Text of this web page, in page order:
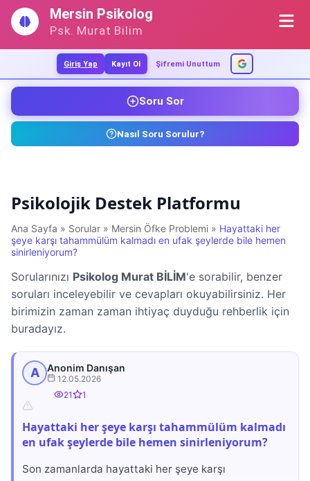
İçeriğe
geç
Mersin Psikolog
Psk. Murat Bilim
Giriş Yap Kayıt Ol Şifremi Unuttum
Soru Sor
Nasıl Soru Sorulur?
Psikolojik Destek Platformu
Ana Sayfa » Sorular » Mersin Öfke Problemi » Hayattaki her
şeye karşı tahammülüm kalmadı en ufak şeylerde bile hemen
sinirleniyorum?
Sorularınızı Psikolog Murat BİLİM'e sorabilir, benzer
soruları inceleyebilir ve cevapları okuyabilirsiniz. Her
birimizin zaman zaman ihtiyaç duyduğu rehberlik için
buradayız.
A Anonim Danışan
12.05.2026
21
1
Hayattaki her şeye karşı tahammülüm kalmadı
en ufak şeylerde bile hemen sinirleniyorum?
Son zamanlarda hayattaki her şeye karşı